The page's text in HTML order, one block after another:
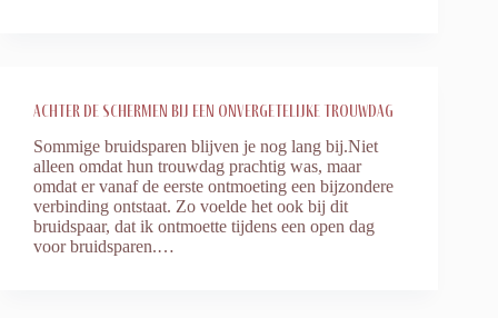
Achter de schermen bij een onvergetelijke trouwdag
Sommige bruidsparen blijven je nog lang bij.Niet
alleen omdat hun trouwdag prachtig was, maar
omdat er vanaf de eerste ontmoeting een bijzondere
verbinding ontstaat. Zo voelde het ook bij dit
bruidspaar, dat ik ontmoette tijdens een open dag
voor bruidsparen.…